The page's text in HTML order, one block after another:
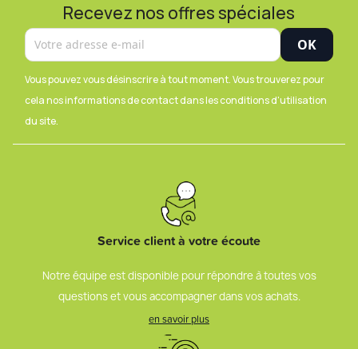
Recevez nos offres spéciales
Vous pouvez vous désinscrire à tout moment. Vous trouverez pour
cela nos informations de contact dans les conditions d'utilisation
du site.
Service client à votre écoute
Notre équipe est disponible pour répondre à toutes vos
questions et vous accompagner dans vos achats.
en savoir plus